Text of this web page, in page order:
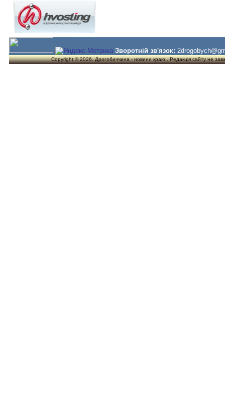
Зворотній зв'язок:
Copyright © 2026. Дрогобиччина - новини краю . Редакція сайту не